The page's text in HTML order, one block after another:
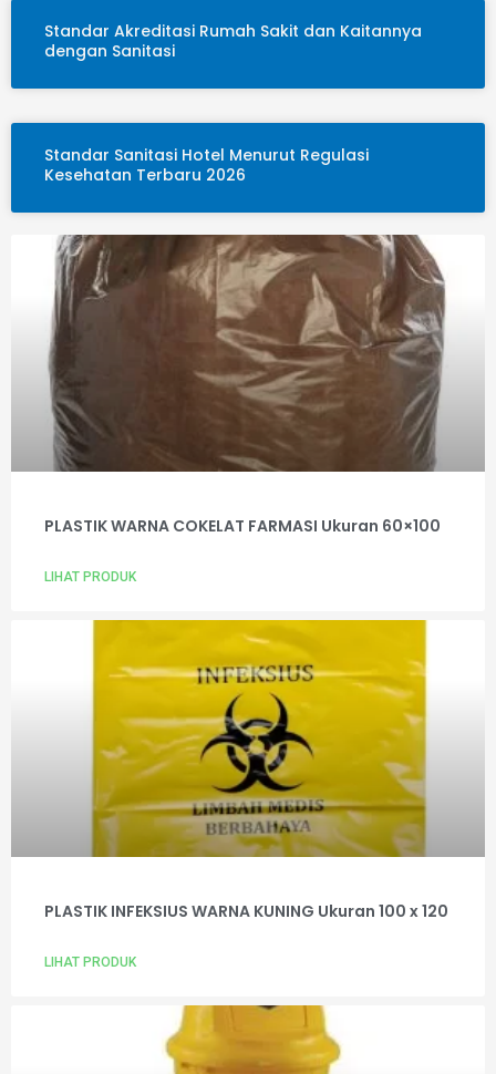
Standar Akreditasi Rumah Sakit dan Kaitannya
dengan Sanitasi
Standar Sanitasi Hotel Menurut Regulasi
Kesehatan Terbaru 2026
PLASTIK WARNA COKELAT FARMASI Ukuran 60×100
LIHAT PRODUK
PLASTIK INFEKSIUS WARNA KUNING Ukuran 100 x 120
LIHAT PRODUK